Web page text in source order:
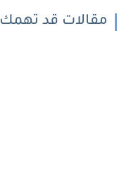
مقالات قد تهمك